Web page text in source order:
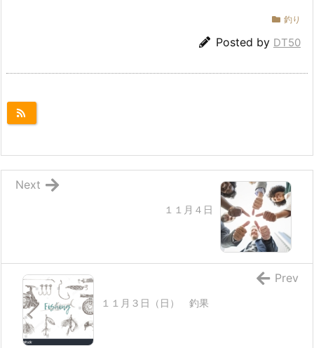
釣り
Posted by DT50
１１月４日
Next
１１月３日（日） 釣果
Prev